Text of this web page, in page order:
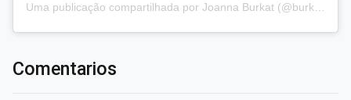
Uma publicação compartilhada por Joanna Burkat (@burkat.joanna)
Comentarios